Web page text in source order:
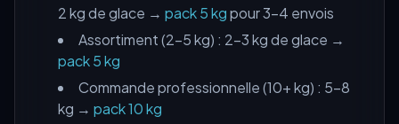
2 kg de glace → pack 5 kgpour 3-4 envois
Assortiment (2-5 kg) : 2-3 kg de glace →
pack 5 kg
Commande professionnelle (10+ kg) : 5-8
kg → pack 10 kg